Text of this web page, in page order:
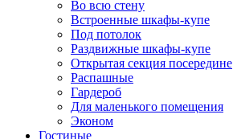
Во всю стену
Встроенные шкафы-купе
Под потолок
Раздвижные шкафы-купе
Открытая секция посередине
Распашные
Гардероб
Для маленького помещения
Эконом
Гостиные